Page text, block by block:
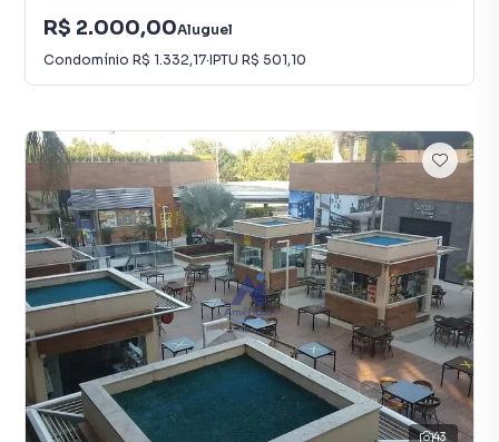
R$ 2.000,00Aluguel
Condomínio R$ 1.332,17·IPTU R$ 501,10
43